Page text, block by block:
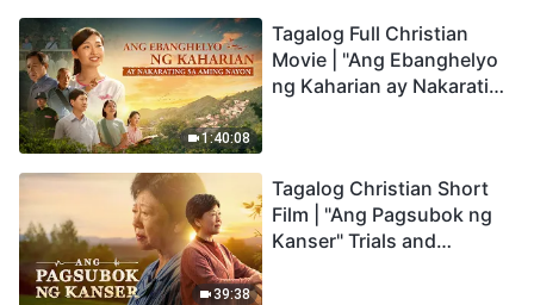
Sangkatauhan?
1:40:08
Tagalog Full Christian
Movie | "Ang Ebanghelyo
ng Kaharian ay Nakarating
39:38
Tagalog Christian Short
Film | "Ang Pagsubok ng
Kanser" Trials and